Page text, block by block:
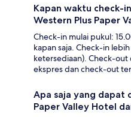
Kapan waktu check-
Western Plus Paper
Check-in mulai pukul:
kapan saja. Check-in
ketersediaan). Check-out
ekspres dan check-out
Apa saja yang dapat
Paper Valley Hotel